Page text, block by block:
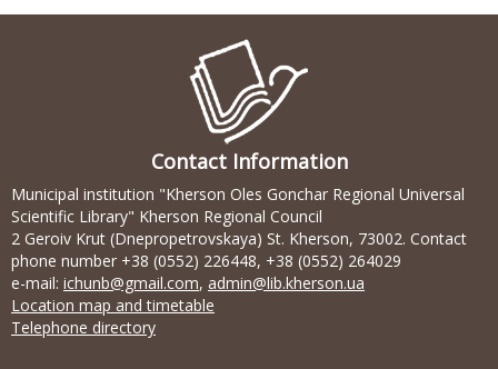
Contact Information
Municipal institution "Kherson Oles Gonchar Regional Universal
Scientific Library" Kherson Regional Council
2 Geroiv Krut (Dnepropetrovskaya) St. Kherson, 73002. Contact
phone number +38 (0552) 226448, +38 (0552) 264029
e-mail: ichunb@gmail.com, admin@lib.kherson.ua
Location map and timetable
Telephone directory